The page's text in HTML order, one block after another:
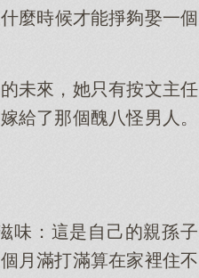
麼時候才能掙夠娶一個
未來，她只有按文主任
給了那個醜八怪男人。
味：這是自己的親孫子
月滿打滿算在家裡住不